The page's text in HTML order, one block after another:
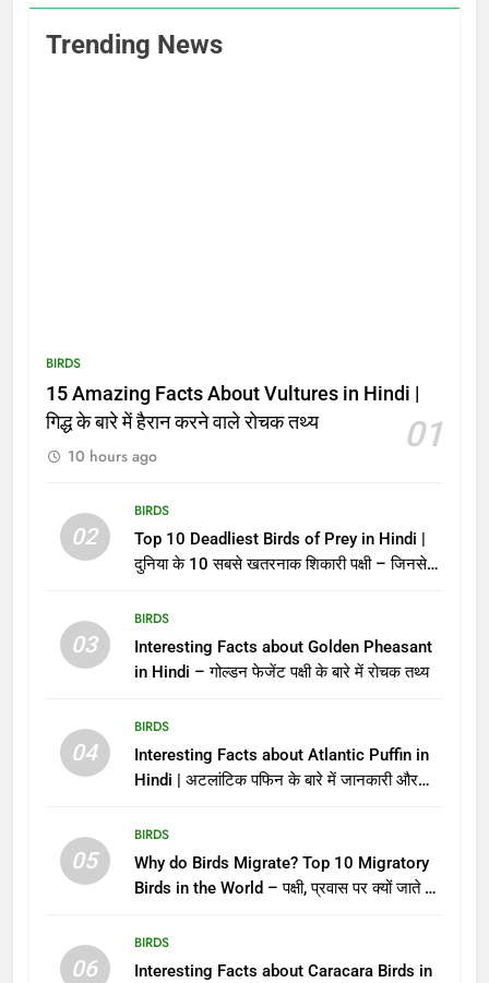
Trending News
BIRDS
15 Amazing Facts About Vultures in Hindi |
गिद्ध के बारे में हैरान करने वाले रोचक तथ्य
01
10 hours ago
02
BIRDS
Top 10 Deadliest Birds of Prey in Hindi |
दुनिया के 10 सबसे खतरनाक शिकारी पक्षी – जिनसे
03
BIRDS
Interesting Facts about Golden Pheasant
in Hindi – गोल्डन फेजेंट पक्षी के बारे में रोचक तथ्य
04
BIRDS
Interesting Facts about Atlantic Puffin in
Hindi | अटलांटिक पफिन के बारे में जानकारी और
05
BIRDS
Why do Birds Migrate? Top 10 Migratory
Birds in the World – पक्षी, प्रवास पर क्यों जाते है?
06
BIRDS
Interesting Facts about Caracara Birds in